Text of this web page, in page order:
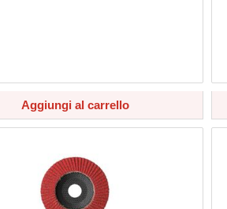
Aggiungi al carrello